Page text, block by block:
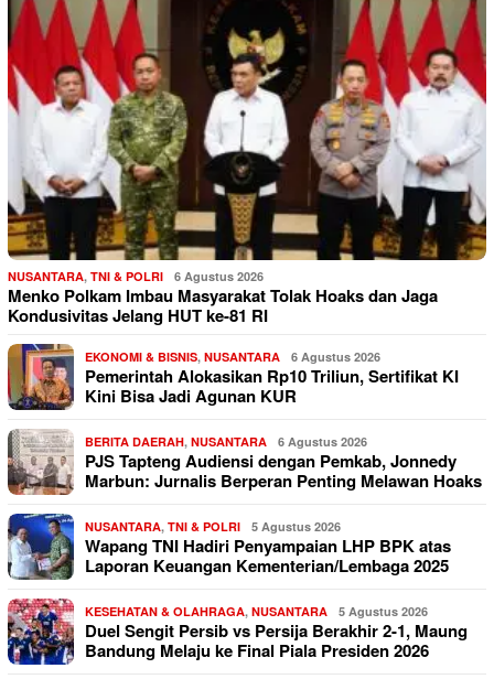
NUSANTARA, TNI & POLRI 6 Agustus 2026
Menko Polkam Imbau Masyarakat Tolak Hoaks dan Jaga
Kondusivitas Jelang HUT ke-81 RI
EKONOMI & BISNIS, NUSANTARA 6 Agustus 2026
Pemerintah Alokasikan Rp10 Triliun, Sertifikat KI
Kini Bisa Jadi Agunan KUR
BERITA DAERAH, NUSANTARA 6 Agustus 2026
PJS Tapteng Audiensi dengan Pemkab, Jonnedy
Marbun: Jurnalis Berperan Penting Melawan Hoaks
NUSANTARA, TNI & POLRI 5 Agustus 2026
Wapang TNI Hadiri Penyampaian LHP BPK atas
Laporan Keuangan Kementerian/Lembaga 2025
KESEHATAN & OLAHRAGA, NUSANTARA 5 Agustus 2026
Duel Sengit Persib vs Persija Berakhir 2-1, Maung
Bandung Melaju ke Final Piala Presiden 2026